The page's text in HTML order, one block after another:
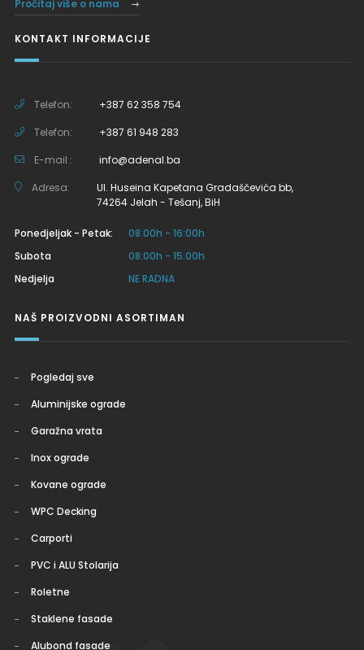
Pročitaj više o nama
KONTAKT INFORMACIJE
Telefon:
+387 62 358 754
Telefon:
+387 61 948 283
E-mail :
info@adenal.ba
Adresa:
Ul. Huseina Kapetana Gradaščevića bb,
74264 Jelah - Tešanj, BiH
Ponedjeljak - Petak:
08:00h - 16:00h
Subota
08:00h - 15:00h
Nedjelja
NE RADNA
NAŠ PROIZVODNI ASORTIMAN
Pogledaj sve
Aluminijske ograde
Garažna vrata
Inox ograde
Kovane ograde
WPC Decking
Carporti
PVC i ALU Stolarija
Roletne
Staklene fasade
Alubond fasade